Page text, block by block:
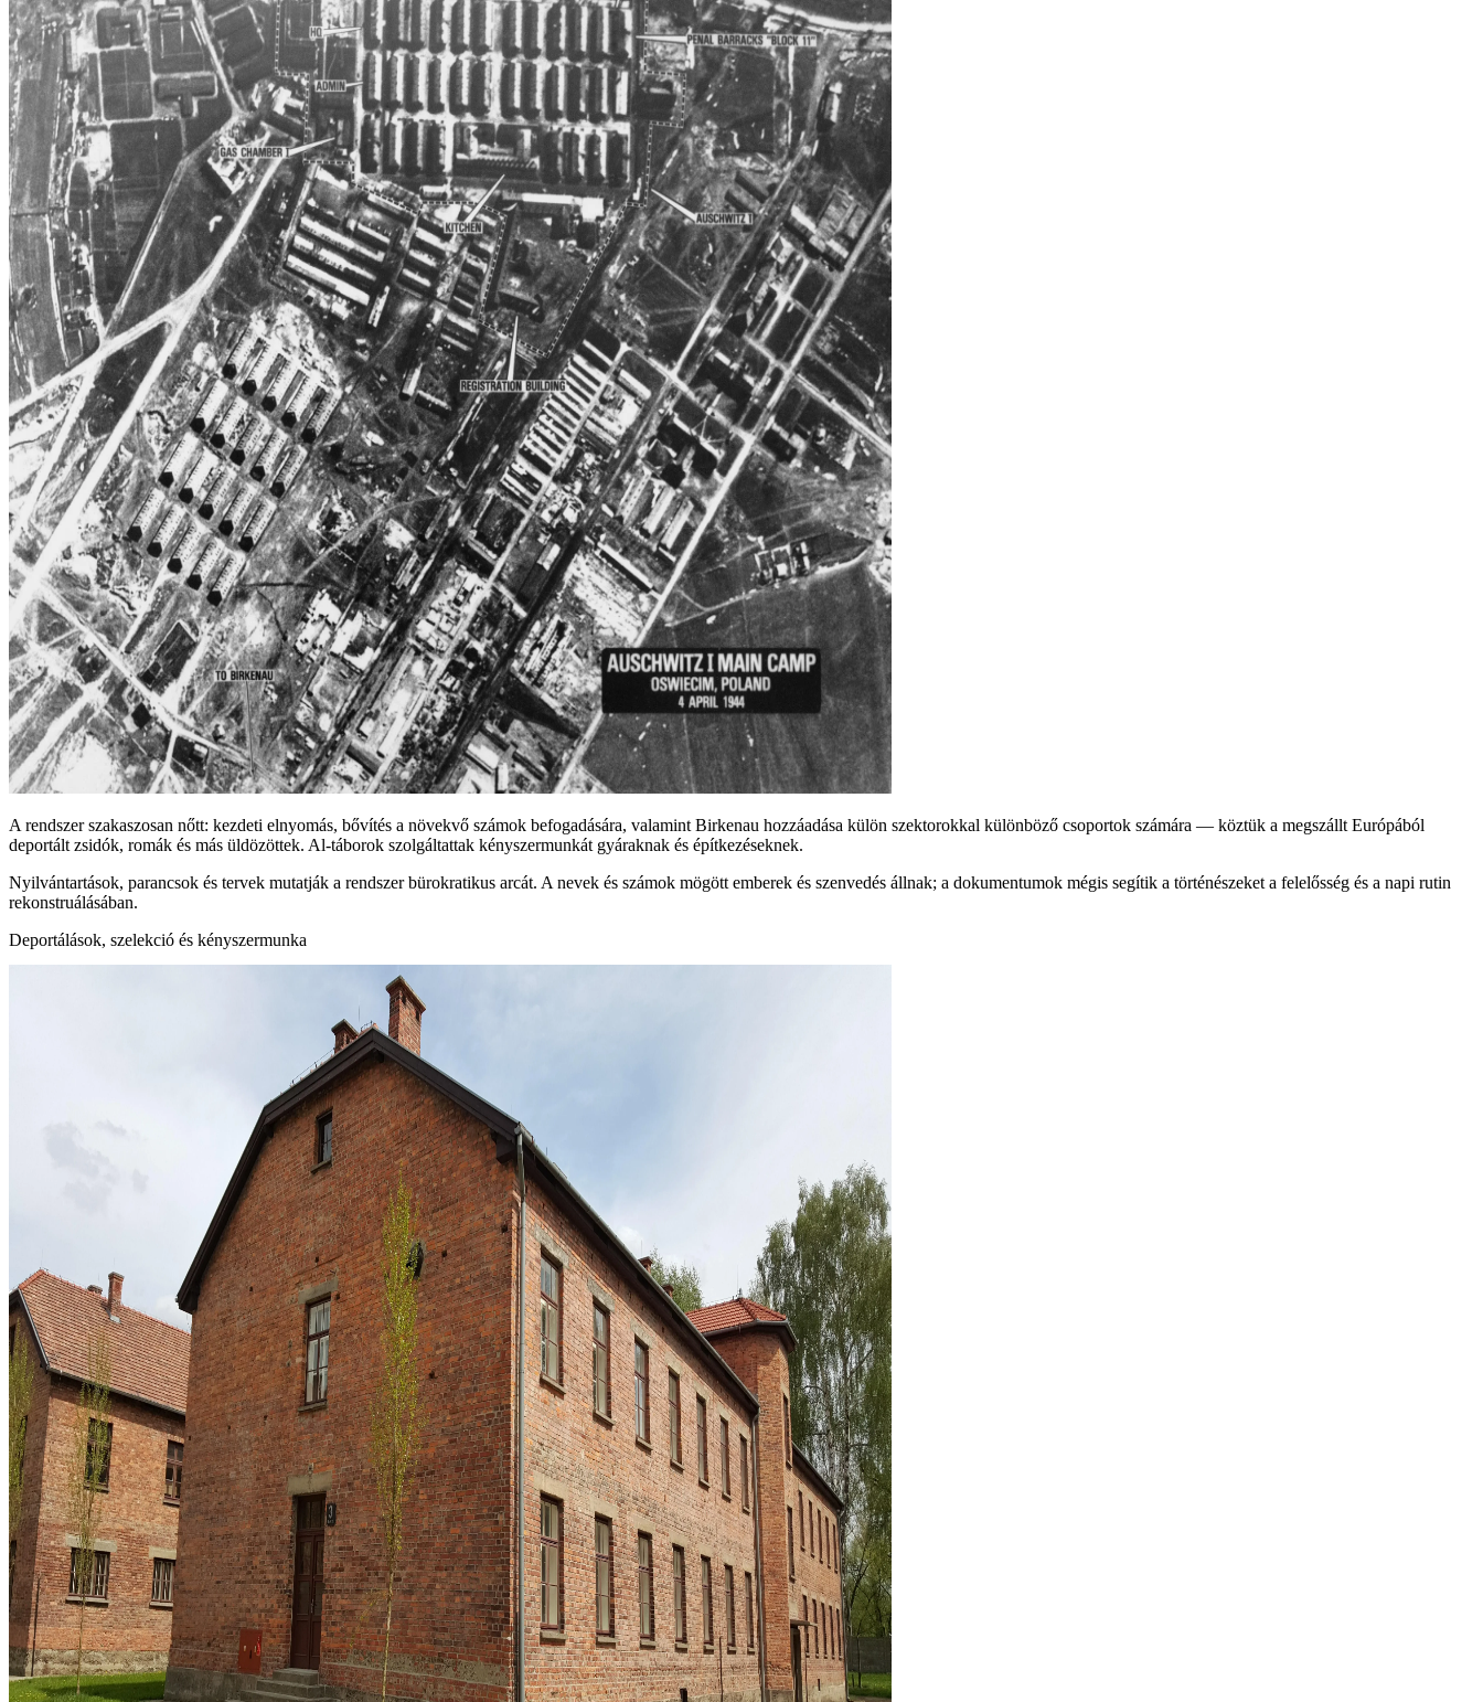
A rendszer szakaszosan nőtt: kezdeti elnyomás, bővítés a növekvő számok befogadására, valamint Birkenau hozzáadása külön szektorokkal különböző csoportok számára — köztük a megszállt Európából
deportált zsidók, romák és más üldözöttek. Al-táborok szolgáltattak kényszermunkát gyáraknak és építkezéseknek.
Nyilvántartások, parancsok és tervek mutatják a rendszer bürokratikus arcát. A nevek és számok mögött emberek és szenvedés állnak; a dokumentumok mégis segítik a történészeket a felelősség és a napi rutin
rekonstruálásában.
Deportálások, szelekció és kényszermunka